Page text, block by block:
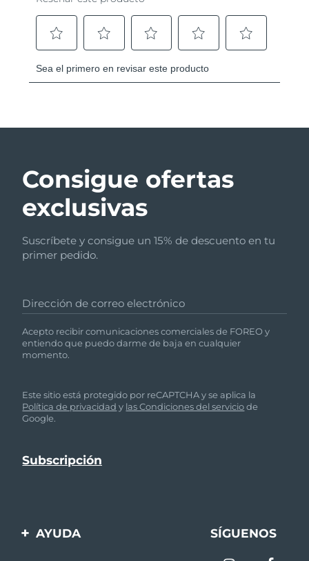
Consigue ofertas
exclusivas
Suscríbete y consigue un 15% de descuento en tu
primer pedido.
Dirección de correo electrónico
Acepto recibir comunicaciones comerciales de FOREO y
entiendo que puedo darme de baja en cualquier
momento.
Este sitio está protegido por reCAPTCHA y se aplica la
Política de privacidad y las Condiciones del serviciode
Google.
AYUDA SÍGUENOS